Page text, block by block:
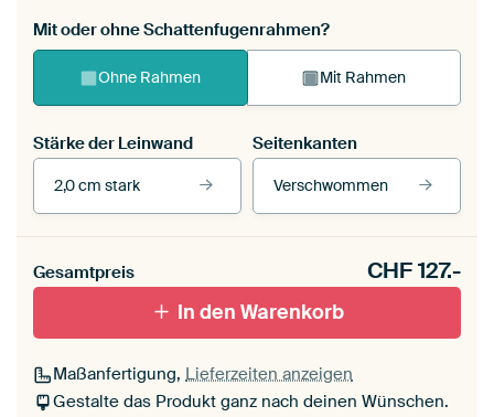
Mit oder ohne Schattenfugenrahmen?
Ohne Rahmen Mit Rahmen
Stärke der Leinwand
2,0 cm stark
Seitenkanten
Verschwommen
Mit Schattenfugenrahmen,
schwarz
Mit Schattenfugenrahmen,
weiß
Gesamtpreis CHF127.-
In den Warenkorb
Maßanfertigung, Lieferzeiten anzeigen
Gestalte das Produkt ganz nach deinen Wünschen.